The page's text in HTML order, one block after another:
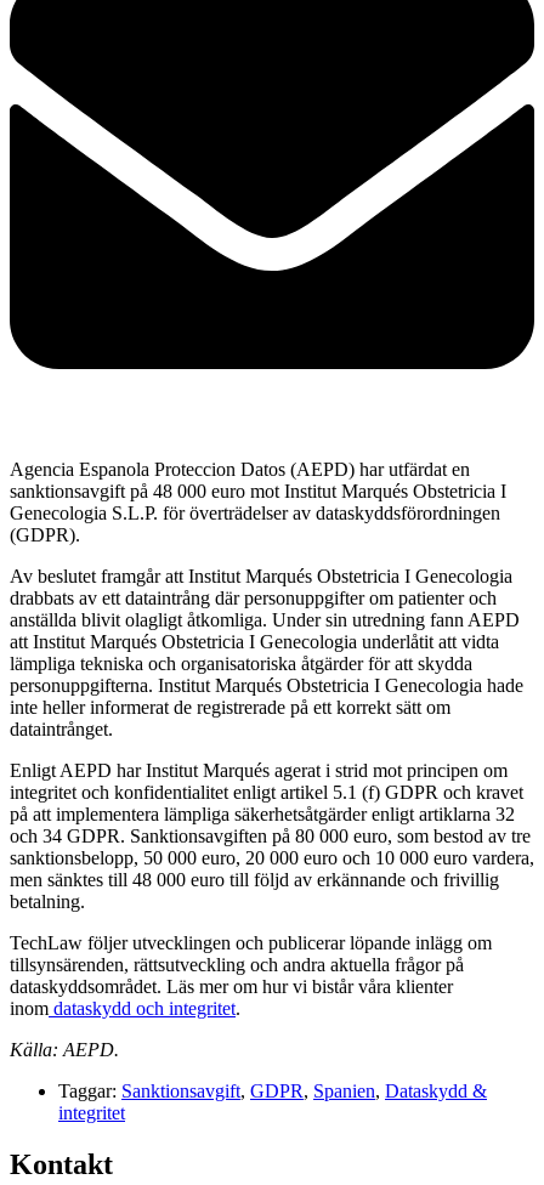
Agencia Espanola Proteccion Datos (AEPD) har utfärdat en
sanktionsavgift på 48 000 euro mot Institut Marqués Obstetricia I
Genecologia S.L.P. för överträdelser av dataskyddsförordningen
(GDPR).
Av beslutet framgår att Institut Marqués Obstetricia I Genecologia
drabbats av ett dataintrång där personuppgifter om patienter och
anställda blivit olagligt åtkomliga. Under sin utredning fann AEPD
att Institut Marqués Obstetricia I Genecologia underlåtit att vidta
lämpliga tekniska och organisatoriska åtgärder för att skydda
personuppgifterna. Institut Marqués Obstetricia I Genecologia hade
inte heller informerat de registrerade på ett korrekt sätt om
dataintrånget.
Enligt AEPD har Institut Marqués agerat i strid mot principen om
integritet och konfidentialitet enligt artikel 5.1 (f) GDPR och kravet
på att implementera lämpliga säkerhetsåtgärder enligt artiklarna 32
och 34 GDPR. Sanktionsavgiften på 80 000 euro, som bestod av tre
sanktionsbelopp, 50 000 euro, 20 000 euro och 10 000 euro vardera,
men sänktes till 48 000 euro till följd av erkännande och frivillig
betalning.
TechLaw följer utvecklingen och publicerar löpande inlägg om
tillsynsärenden, rättsutveckling och andra aktuella frågor på
dataskyddsområdet. Läs mer om hur vi bistår våra klienter
inom dataskydd och integritet.
Källa: AEPD.
Taggar: Sanktionsavgift, GDPR, Spanien, Dataskydd &
integritet
Kontakt